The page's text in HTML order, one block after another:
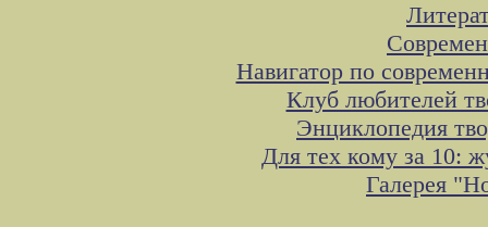
Навигатор по
Клуб любителей
Энциклопедия
Для тех кому за 10:
Галерея